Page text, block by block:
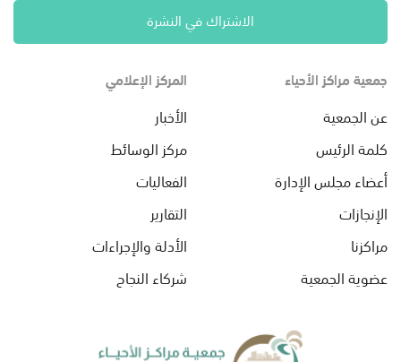
الاشتراك في النشرة
جمعية مراكز الأحياء
عن الجمعية
كلمة الرئيس
أعضاء مجلس الإدارة
الإنجازات
مراكزنا
عضوية الجمعية
المركز الإعلامي
الأخبار
مركز الوسائط
الفعاليات
التقارير
الأدلة والإجراءات
شركاء النجاح